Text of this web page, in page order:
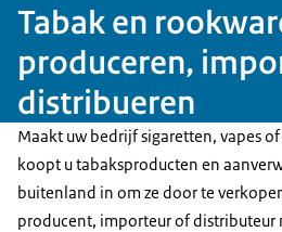
Tabak en
produceren,
distribueren
Maakt uw bedrijf sigaretten, vapes
koopt u tabaksproducten en
buitenland in om ze door te
producent, importeur of distributeur